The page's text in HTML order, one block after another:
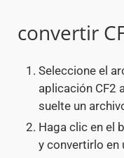
convertir
Seleccione el
aplicación CF2
suelte un
Haga clic en el
y convertirlo en